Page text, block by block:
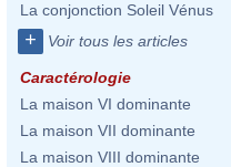
La conjonction Soleil Vénus
+ Voir tous les articles
Caractérologie
La maison VI dominante
La maison VII dominante
La maison VIII dominante